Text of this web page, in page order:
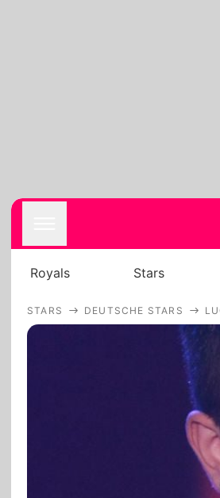
Royals Stars
STARS DEUTSCHE STARS